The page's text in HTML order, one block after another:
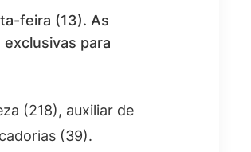
feira (13). As
para
(218), auxiliar de
(39).